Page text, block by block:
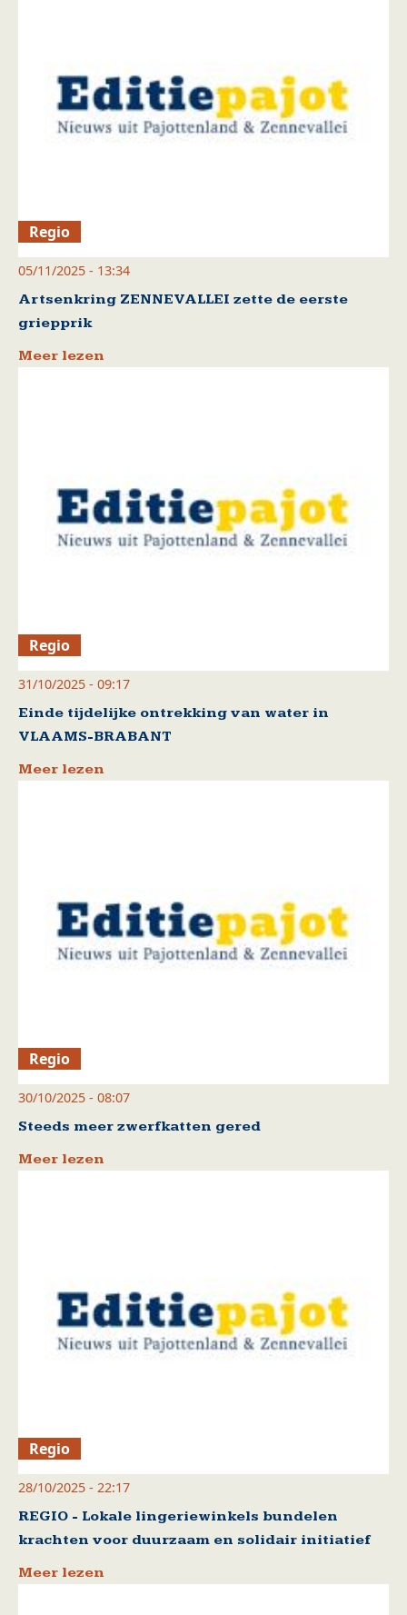
Regio
05/11/2025 - 13:34
Artsenkring ZENNEVALLEI zette de eerste
griepprik
Meer lezen
Regio
31/10/2025 - 09:17
Einde tijdelijke ontrekking van water in
VLAAMS-BRABANT
Meer lezen
Regio
30/10/2025 - 08:07
Steeds meer zwerfkatten gered
Meer lezen
Regio
28/10/2025 - 22:17
REGIO - Lokale lingeriewinkels bundelen
krachten voor duurzaam en solidair initiatief
Meer lezen